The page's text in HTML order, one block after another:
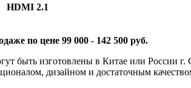
HDMI 2.1
по цене 99 000 - 142 500 руб.
быть изготовлены в Китае или
дизайном и достаточным